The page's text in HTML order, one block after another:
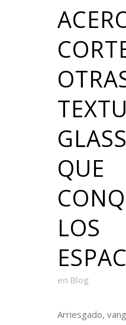
QUE
LOS
en Blog
Arriesgado,